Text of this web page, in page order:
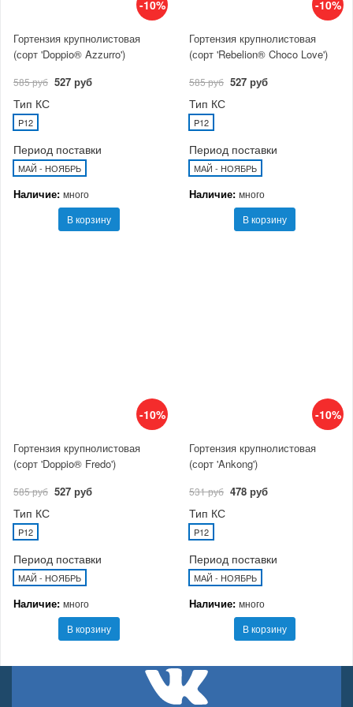
-10%
Гортензия крупнолистовая
(сорт 'Doppio® Azzurro')
585 руб 527 руб
Тип КС
P12
Период поставки
МАЙ - НОЯБРЬ
Наличие: много
В корзину
-10%
Гортензия крупнолистовая
(сорт 'Rebelion® Choco Love')
585 руб 527 руб
Тип КС
P12
Период поставки
МАЙ - НОЯБРЬ
Наличие: много
В корзину
-10%
Гортензия крупнолистовая
(сорт 'Doppio® Fredo')
585 руб 527 руб
Тип КС
P12
Период поставки
МАЙ - НОЯБРЬ
Наличие: много
В корзину
-10%
Гортензия крупнолистовая
(сорт 'Ankong')
531 руб 478 руб
Тип КС
P12
Период поставки
МАЙ - НОЯБРЬ
Наличие: много
В корзину